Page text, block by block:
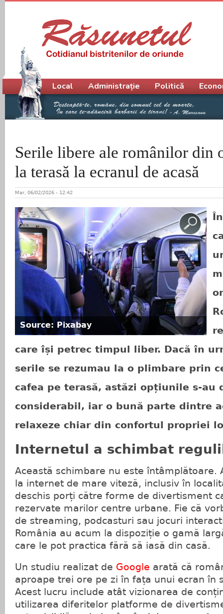
Serile libere ale românilor din
la terasă la ecranul de acasă
Mar, 06/02/2026 - 12:42
Source: Pixabay
care își petrec timpul liber. Dacă în
serile se rezumau la o plimbare prin
cafea pe terasă, astăzi opțiunile s-au
considerabil, iar o bună parte dintre
relaxeze chiar din confortul propriei
Internetul a schimbat
Această schimbare nu este întâmplătoare.
la internet de mare viteză, inclusiv în
deschis porți către forme de divertisment
rezervate marilor centre urbane. Fie că
de streaming, podcasturi sau jocuri
România au acum la dispoziție o gamă
care le pot practica fără să iasă din casă.
Un studiu realizat de Google arată că
aproape trei ore pe zi în fața unui ecran în
Acest lucru include atât vizionarea de
utilizarea diferitelor platforme de
Meniu principal
Local Administrație Politică